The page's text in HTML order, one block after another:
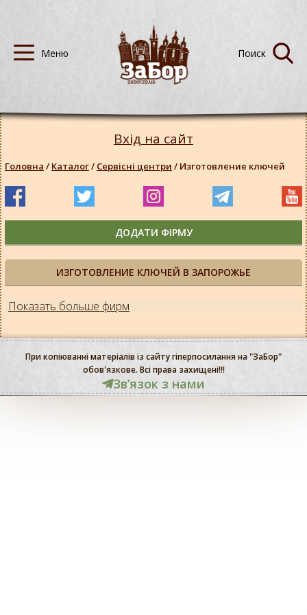
ИЗГОТОВЛЕНИЕ КЛЮЧЕЙ В ЗАПОРОЖЬЕ
Показать больше фирм
Вхід на сайт
Головна / Каталог/ Сервісні центри / Изготовление ключей
ДОДАТИ ФІРМУ
При копіюванні матеріалів із сайту гіперпосилання на "ЗаБор"
обов'язкове. Всі права захищені!!!
Звʼязок з нами